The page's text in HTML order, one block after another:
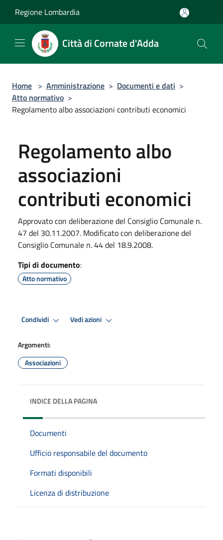
Regione Lombardia
Città di Cornate d'Adda
Home > Amministrazione > Documenti e dati >
Atto normativo >
Regolamento albo associazioni contributi economici
Regolamento albo
associazioni
contributi economici
Approvato con deliberazione del Consiglio Comunale n.
47 del 30.11.2007. Modificato con deliberazione del
Consiglio Comunale n. 44 del 18.9.2008.
Tipi di documento:
Atto normativo
Condividi Vedi azioni
Argomenti:
Associazioni
INDICE DELLA PAGINA
Documenti
Ufficio responsabile del documento
Formati disponibili
Licenza di distribuzione